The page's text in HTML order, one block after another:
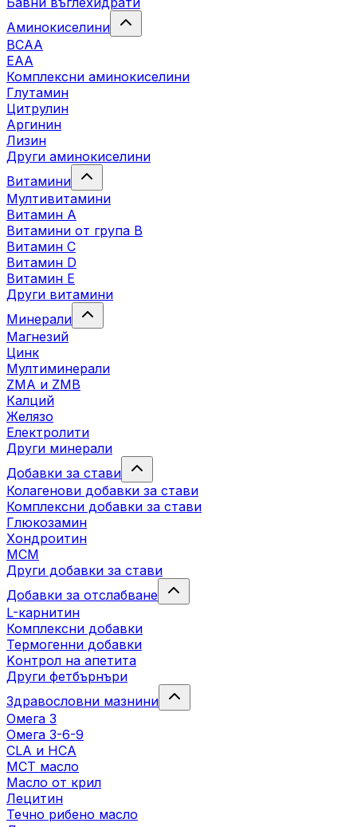
Аминокиселини
BCAA
EAA
Комплексни аминокиселини
Глутамин
Цитрулин
Аргинин
Лизин
Други аминокиселини
Витамини
Мултивитамини
Витамин А
Витамини от група B
Витамин C
Витамин D
Витамин E
Други витамини
Минерали
Магнезий
Цинк
Мултиминерали
ZMA и ZMB
Калций
Желязо
Електролити
Други минерали
Добавки за стави
Колагенови добавки за стави
Комплексни добавки за стави
Глюкозамин
Хондроитин
МСМ
Други добавки за стави
Добавки за отслабване
L-карнитин
Комплексни добавки
Термогенни добавки
Kонтрол на апетита
Други фетбърнъри
Здравословни мазнини
Омега 3
Омега 3-6-9
CLA и HCA
МСТ масло
Масло от крил
Лецитин
Течно рибено масло